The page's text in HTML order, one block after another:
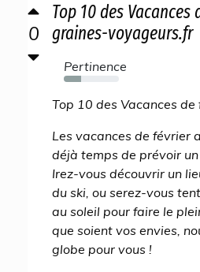
0
Top 10 des Vacances
graines-voyageurs.fr
Pertinence
32%
Top 10 des Vacances de
Les vacances de février
déjà temps de prévoir
Irez-vous découvrir un
du ski, ou serez-vous
au soleil pour faire le
que soient vos envies,
globe pour vous !